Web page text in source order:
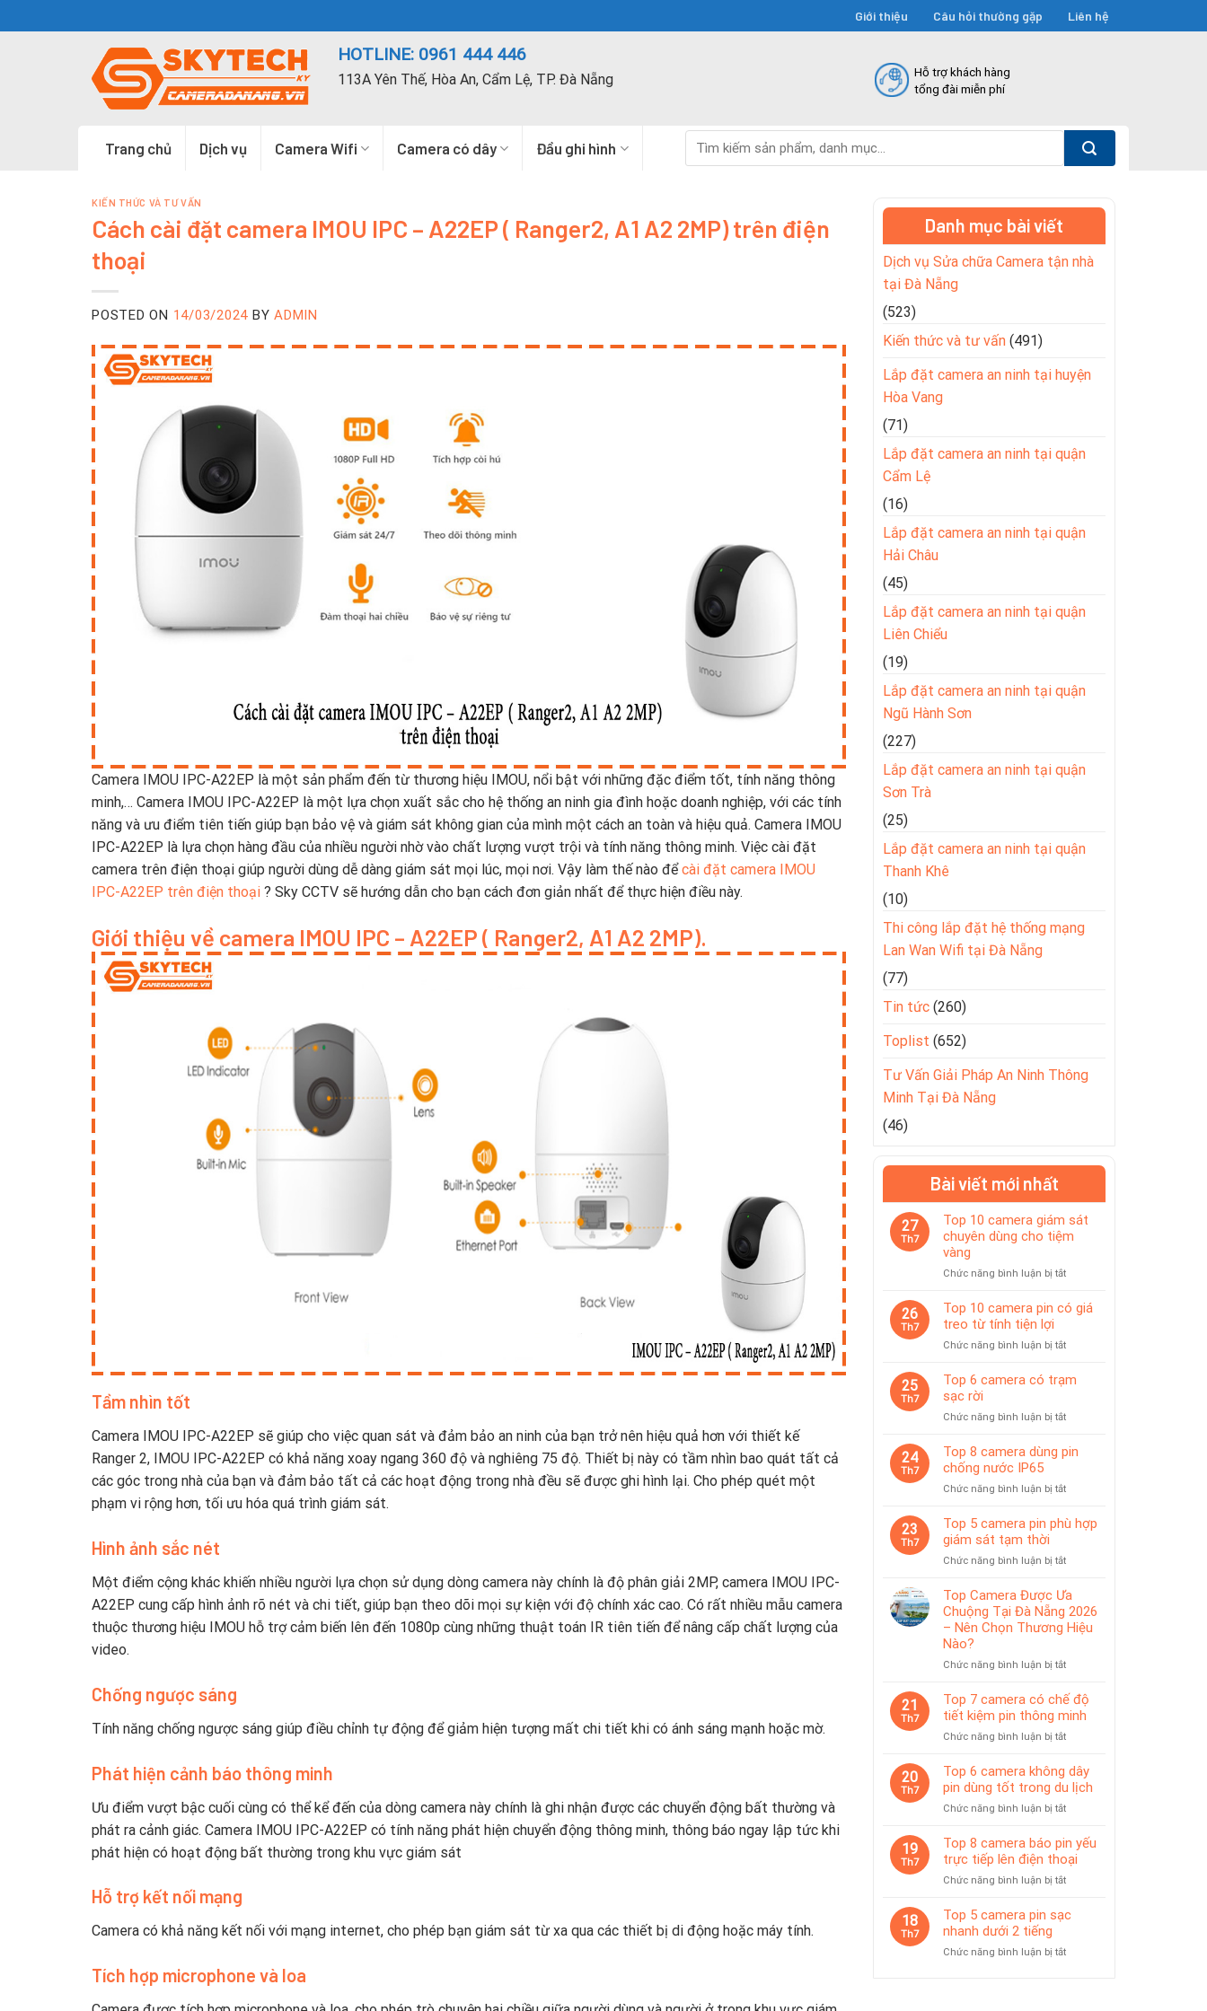
to
Giới thiệu Câu hỏi thường gặp Liên hệ
HOTLINE: 0961 444 446
113A Yên Thế, Hòa An, Cẩm Lệ, TP. Đà Nẵng
Hỗ trợ khách hàng
tổng đài miễn phí
Trang chủ Dịch vụ Camera Wifi Camera có dây Đầu ghi hình
kiếm:
KIẾN THỨC VÀ TƯ VẤN
Cách cài đặt camera IMOU IPC – A22EP ( Ranger2, A1 A2 2MP) trên điện
thoại
POSTED ON 14/03/2024 BY ADMIN
Camera IMOU IPC-A22EP là một sản phẩm đến từ thương hiệu IMOU, nổi bật với những đặc điểm tốt, tính năng thông
minh,… Camera IMOU IPC-A22EP là một lựa chọn xuất sắc cho hệ thống an ninh gia đình hoặc doanh nghiệp, với các tính
năng và ưu điểm tiên tiến giúp bạn bảo vệ và giám sát không gian của mình một cách an toàn và hiệu quả. Camera IMOU
IPC-A22EP là lựa chọn hàng đầu của nhiều người nhờ vào chất lượng vượt trội và tính năng thông minh. Việc cài đặt
camera trên điện thoại giúp người dùng dễ dàng giám sát mọi lúc, mọi nơi. Vậy làm thế nào đểcài đặt camera IMOU
IPC-A22EP trên điện thoại ? Sky CCTV sẽ hướng dẫn cho bạn cách đơn giản nhất để thực hiện điều này.
Giới thiệu về camera IMOU IPC – A22EP ( Ranger2, A1 A2 2MP).
Tầm nhìn tốt
Camera IMOU IPC-A22EP sẽ giúp cho việc quan sát và đảm bảo an ninh của bạn trở nên hiệu quả hơn với thiết kế
Ranger 2, IMOU IPC-A22EP có khả năng xoay ngang 360 độ và nghiêng 75 độ. Thiết bị này có tầm nhìn bao quát tất cả
các góc trong nhà của bạn và đảm bảo tất cả các hoạt động trong nhà đều sẽ được ghi hình lại. Cho phép quét một
phạm vi rộng hơn, tối ưu hóa quá trình giám sát.
Hình ảnh sắc nét
Một điểm cộng khác khiến nhiều người lựa chọn sử dụng dòng camera này chính là độ phân giải 2MP, camera IMOU IPC-
A22EP cung cấp hình ảnh rõ nét và chi tiết, giúp bạn theo dõi mọi sự kiện với độ chính xác cao. Có rất nhiều mẫu camera
thuộc thương hiệu IMOU hỗ trợ cảm biến lên đến 1080p cùng những thuật toán IR tiên tiến để nâng cấp chất lượng của
video.
Chống ngược sáng
Tính năng chống ngược sáng giúp điều chỉnh tự động để giảm hiện tượng mất chi tiết khi có ánh sáng mạnh hoặc mờ.
Phát hiện cảnh báo thông minh
Ưu điểm vượt bậc cuối cùng có thể kể đến của dòng camera này chính là ghi nhận được các chuyển động bất thường và
phát ra cảnh giác. Camera IMOU IPC-A22EP có tính năng phát hiện chuyển động thông minh, thông báo ngay lập tức khi
phát hiện có hoạt động bất thường trong khu vực giám sát
Hỗ trợ kết nối mạng
Camera có khả năng kết nối với mạng internet, cho phép bạn giám sát từ xa qua các thiết bị di động hoặc máy tính.
Tích hợp microphone và loa
Danh mục bài viết
Dịch vụ Sửa chữa Camera tận nhà
tại Đà Nẵng
(523)
Kiến thức và tư vấn (491)
Lắp đặt camera an ninh tại huyện
Hòa Vang
(71)
Lắp đặt camera an ninh tại quận
Cẩm Lệ
(16)
Lắp đặt camera an ninh tại quận
Hải Châu
(45)
Lắp đặt camera an ninh tại quận
Liên Chiểu
(19)
Lắp đặt camera an ninh tại quận
Ngũ Hành Sơn
(227)
Lắp đặt camera an ninh tại quận
Sơn Trà
(25)
Lắp đặt camera an ninh tại quận
Thanh Khê
(10)
Thi công lắp đặt hệ thống mạng
Lan Wan Wifi tại Đà Nẵng
(77)
Tin tức (260)
Toplist (652)
Tư Vấn Giải Pháp An Ninh Thông
Minh Tại Đà Nẵng
(46)
Bài viết mới nhất
27
Th7
Top 10 camera giám sát
chuyên dùng cho tiệm
vàng
Chức năng bình luận bị tắtở
10
camera
sát
dùng
26
Th7
Top 10 camera pin có giá
treo từ tính tiện lợi
Chức năng bình luận bị tắtở
10
có
treo
25
Th7
Top 6 camera có trạm
sạc rời
Chức năng bình luận bị tắtở
6
trạm
rời
24
Th7
Top 8 camera dùng pin
chống nước IP65
Chức năng bình luận bị tắtở
8
camera
pin
nước
IP65
23
Th7
Top 5 camera pin phù hợp
giám sát tạm thời
Chức năng bình luận bị tắtở
5
camera
pin
phù
giám
tạm
thời
Top Camera Được Ưa
Chuộng Tại Đà Nẵng 2026
– Nên Chọn Thương Hiệu
Nào?
Chức năng bình luận bị tắtở
Camera
Được
Chuộng
Đà
Nẵng
Chọn
Thương
Hiệu
21
Th7
Top 7 camera có chế độ
tiết kiệm pin thông minh
Chức năng bình luận bị tắtở
camera
chế
tiết
kiệm
20
Th7
Top 6 camera không dây
pin dùng tốt trong du lịch
Chức năng bình luận bị tắtở
6
camera
không
dây
dùng
19
Th7
Top 8 camera báo pin yếu
trực tiếp lên điện thoại
Chức năng bình luận bị tắtở
8
pin
18
Th7
Top 5 camera pin sạc
nhanh dưới 2 tiếng
Chức năng bình luận bị tắtở